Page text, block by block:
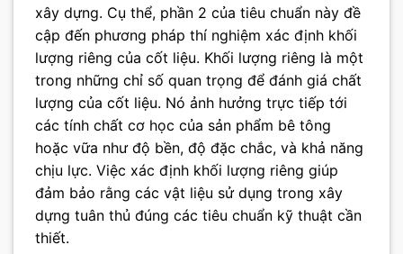
xây dựng. Cụ thể, phần 2 của tiêu chuẩn này đề
cập đến phương pháp thí nghiệm xác định khối
lượng riêng của cốt liệu. Khối lượng riêng là một
trong những chỉ số quan trọng để đánh giá chất
lượng của cốt liệu. Nó ảnh hưởng trực tiếp tới
các tính chất cơ học của sản phẩm bê tông
hoặc vữa như độ bền, độ đặc chắc, và khả năng
chịu lực. Việc xác định khối lượng riêng giúp
đảm bảo rằng các vật liệu sử dụng trong xây
dựng tuân thủ đúng các tiêu chuẩn kỹ thuật cần
thiết.